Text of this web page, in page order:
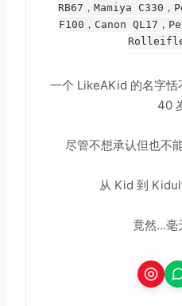
RB67，Mamiya C330
F100，Canon QL17，
一个 LikeAKid 的名字恬
40
尽管不想承认但也不
从 Kid 到
竟然...毫